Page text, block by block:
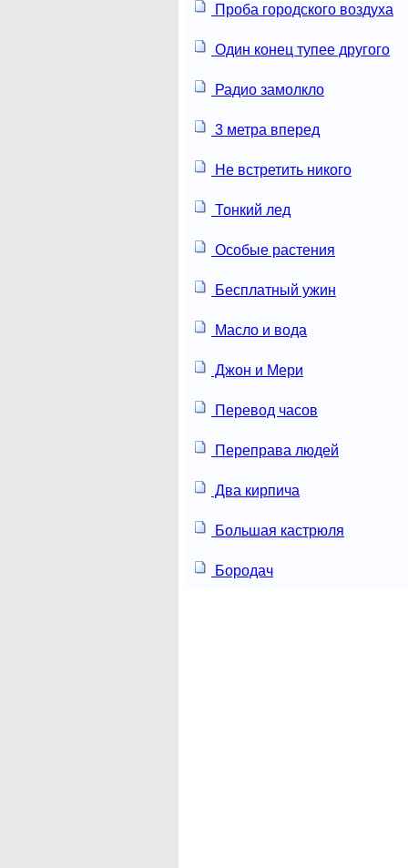
Проба городского воздуха
Один конец тупее другого
Радио замолкло
3 метра вперед
Не встретить никого
Тонкий лед
Особые растения
Бесплатный ужин
Масло и вода
Джон и Мери
Перевод часов
Переправа людей
Два кирпича
Большая кастрюля
Бородач